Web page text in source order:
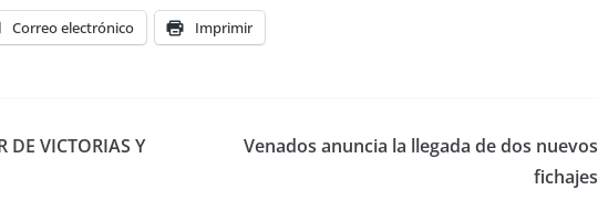
Correo electrónico Imprimir
DE VICTORIAS Y
Venados anuncia la llegada de dos nuevos
fichajes